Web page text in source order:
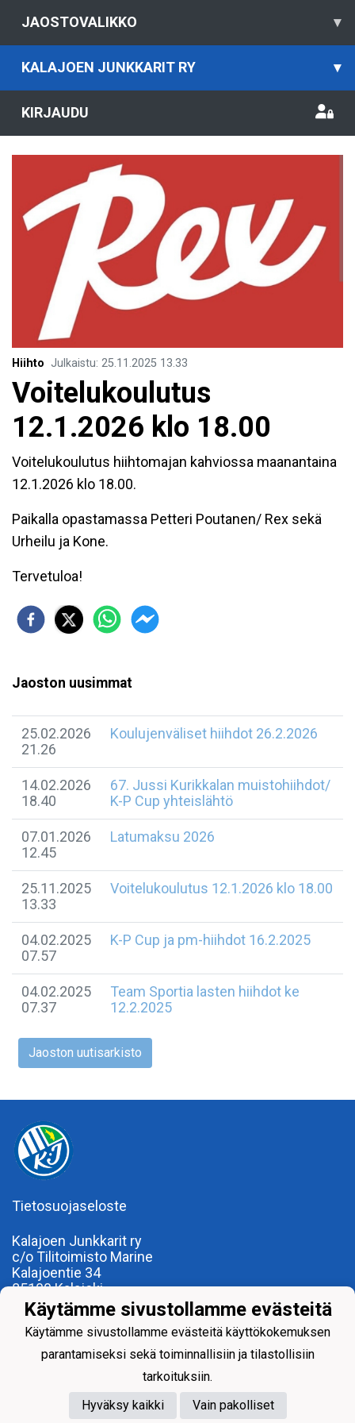
JAOSTOVALIKKO ▾
KALAJOEN JUNKKARIT RY ▾
KIRJAUDU
Hiihto Julkaistu: 25.11.2025 13.33
Voitelukoulutus
12.1.2026 klo 18.00
Voitelukoulutus hiihtomajan kahviossa maanantaina
12.1.2026 klo 18.00.
Paikalla opastamassa Petteri Poutanen/ Rex sekä
Urheilu ja Kone.
Tervetuloa!
Jaoston uusimmat
25.02.2026
21.26
Koulujenväliset hiihdot 26.2.2026
14.02.2026
18.40
67. Jussi Kurikkalan muistohiihdot/
K-P Cup yhteislähtö
07.01.2026
12.45
Latumaksu 2026
25.11.2025
13.33
Voitelukoulutus 12.1.2026 klo 18.00
04.02.2025
07.57
K-P Cup ja pm-hiihdot 16.2.2025
04.02.2025
07.37
Team Sportia lasten hiihdot ke
12.2.2025
Jaoston uutisarkisto
Tietosuojaseloste
Kalajoen Junkkarit ry
c/o Tilitoimisto Marine
Kalajoentie 34
85100 Kalajoki
Y-tunnus 0185922-0
Yhdistysrekisterinumero 120.904
Powered by
Käytämme sivustollamme evästeitä
Käytämme sivustollamme evästeitä käyttökokemuksen
parantamiseksi sekä toiminnallisiin ja tilastollisiin
tarkoituksiin.
Hyväksy kaikki
Vain pakolliset